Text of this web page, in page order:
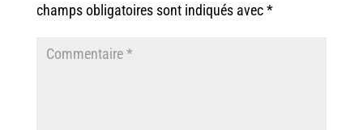
champs obligatoires sont indiqués avec*